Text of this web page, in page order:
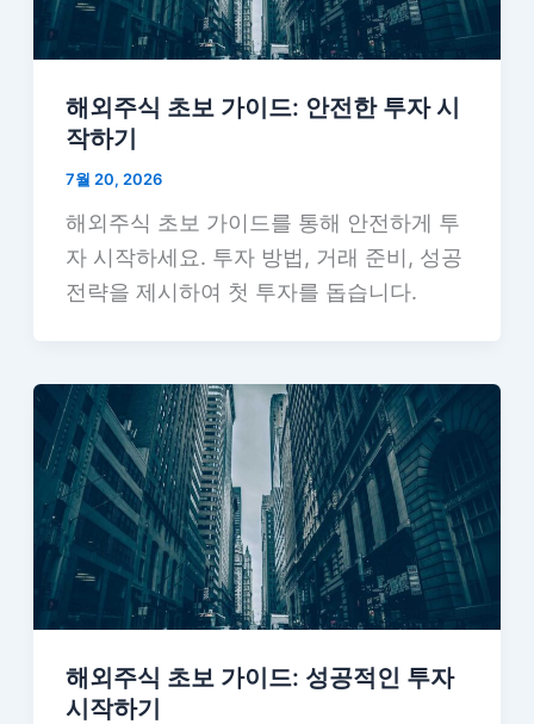
해외주식 초보 가이드: 안전한 투자 시
작하기
7월 20, 2026
해외주식 초보 가이드를 통해 안전하게 투
자 시작하세요. 투자 방법, 거래 준비, 성공
전략을 제시하여 첫 투자를 돕습니다.
해외주식 초보 가이드: 성공적인 투자
시작하기